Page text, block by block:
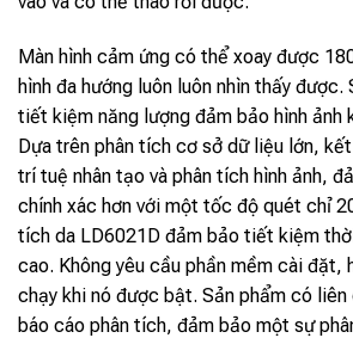
Màn hình cảm ứng có thể xoay được
hình đa hướng luôn luôn nhìn thấy được.
tiết kiệm năng lượng đảm bảo hình ảnh
Dựa trên phân tích cơ sở dữ liệu lớn,
trí tuệ nhân tạo và phân tích hình ảnh,
chính xác hơn với một tốc độ quét chỉ
tích da LD6021D đảm bảo tiết kiệm
cao. Không yêu cầu phần mềm cài đặt,
chạy khi nó được bật. Sản phẩm có liên
báo cáo phân tích, đảm bảo một sự